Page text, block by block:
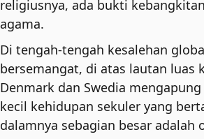
religiusnya, ada bukti
agama.
Di tengah-tengah kesalehan
bersemangat, di atas lautan luas
Denmark dan Swedia
kecil kehidupan sekuler yang
dalamnya sebagian besar adalah